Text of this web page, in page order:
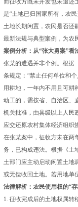
而征收方既未开发也未退还
是“土地已归国家所有，农
土地长期闲置，农民是否还
最新法规与典型案例，为农
案例分析：从“张大勇案”看
张某的遭遇并非个例。根据
条规定：“禁止任何单位和
用耕地，一年内不用且可耕
动工的，需按省、自治区、
机关批准，由县级以上人民
应交还原农村集体经济组织
在张某案中，征收方未在两
务，已构成违法。根据《土
土部门应主动启动闲置土地
或无偿收回土地。若用地单
法律解析：农民使用权的“
1. 征收完成后的土地权属转